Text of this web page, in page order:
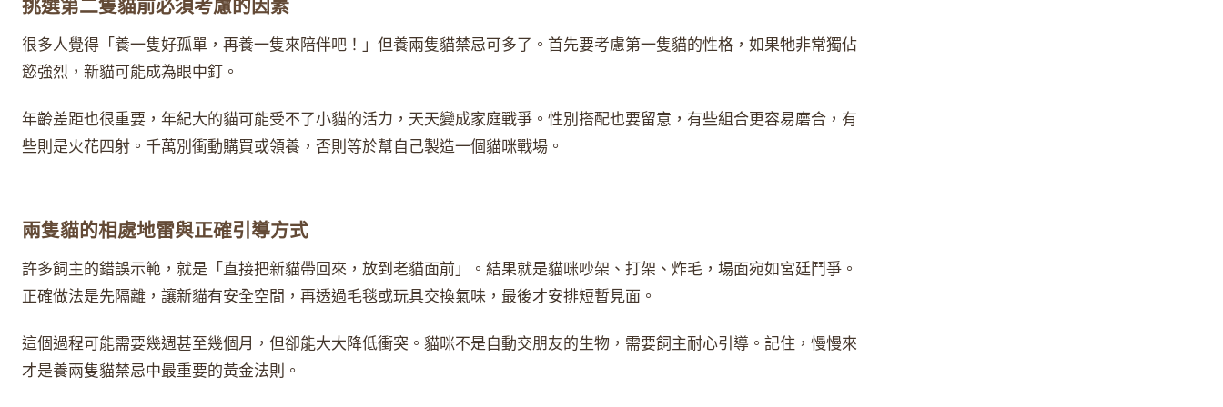
挑選第二隻貓前必須考慮的因素
很多人覺得「養一隻好孤單，再養一隻來陪伴吧！」但養兩隻貓禁忌可多了。首先要考慮第一隻貓的性格，如果牠非常獨佔
慾強烈，新貓可能成為眼中釘。
年齡差距也很重要，年紀大的貓可能受不了小貓的活力，天天變成家庭戰爭。性別搭配也要留意，有些組合更容易磨合，有
些則是火花四射。千萬別衝動購買或領養，否則等於幫自己製造一個貓咪戰場。
兩隻貓的相處地雷與正確引導方式
許多飼主的錯誤示範，就是「直接把新貓帶回來，放到老貓面前」。結果就是貓咪吵架、打架、炸毛，場面宛如宮廷鬥爭。
正確做法是先隔離，讓新貓有安全空間，再透過毛毯或玩具交換氣味，最後才安排短暫見面。
這個過程可能需要幾週甚至幾個月，但卻能大大降低衝突。貓咪不是自動交朋友的生物，需要飼主耐心引導。記住，慢慢來
才是養兩隻貓禁忌中最重要的黃金法則。